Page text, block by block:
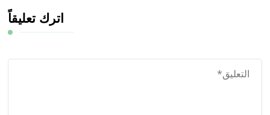
اترك تعليقاً